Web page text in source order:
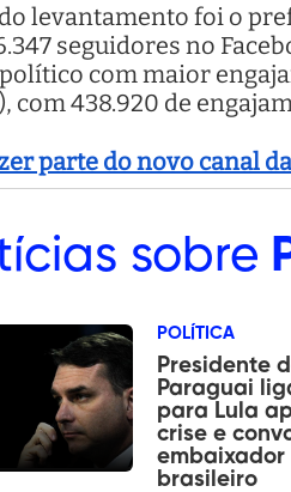
levantamento foi o
seguidores no
político com maior
com 438.920 de
parte do novo canal
sobre
POLÍTICA
Presidente
Paraguai
para Lula
crise e
embaixador
brasileiro